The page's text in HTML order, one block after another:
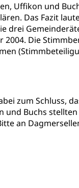
Uffikon und
Das Fazit
drei
Die
zum Schluss,
und Buchs
an
Primärprävention,
Prävention
Drogenabhängige,